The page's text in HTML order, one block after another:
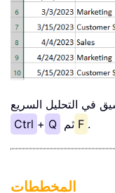
Ctrl + Q ثم F .
المخططات